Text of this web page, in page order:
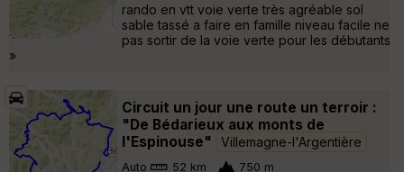
rando en vtt voie verte très agréable sol
sable tassé a faire en famille niveau facile ne
pas sortir de la voie verte pour les débutants
»
Circuit un jour une route un terroir :
"De Bédarieux aux monts de
l'Espinouse"
Villemagne-l'Argentière
Auto 52 km 750 m